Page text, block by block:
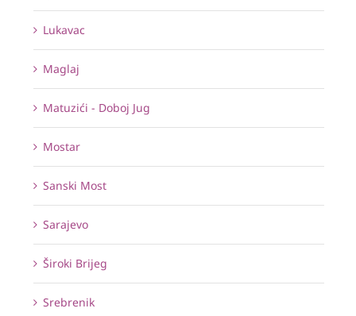
Lukavac
Maglaj
Matuzići - Doboj Jug
Mostar
Sanski Most
Sarajevo
Široki Brijeg
Srebrenik